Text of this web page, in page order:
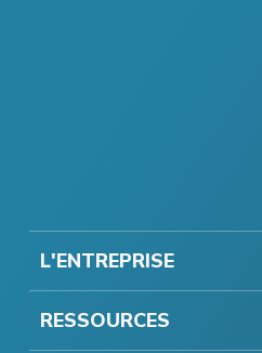
L'ENTREPRISE
RESSOURCES